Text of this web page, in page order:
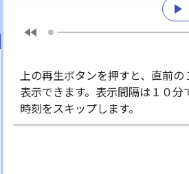
play_arrow
fast_rewind
上の再生ボタンを押すと、直前
表示できます。表示間隔は１０
時刻をスキップします。